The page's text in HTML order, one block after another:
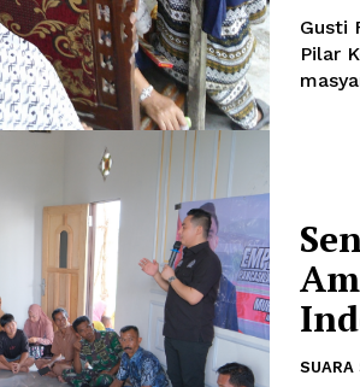
Gusti
Pilar
SUARA